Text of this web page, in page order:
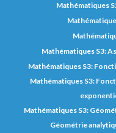
Mathématiques
Mathématiques S3:
Mathématiques S3:
Mathématiques S3:
Mathématiques S3:
Géométrie